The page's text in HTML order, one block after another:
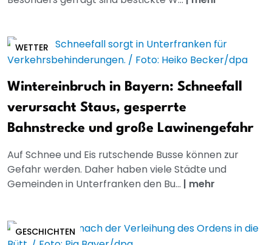
WETTER
Wintereinbruch in Bayern: Schneefall
verursacht Staus, gesperrte
Bahnstrecke und große Lawinengefahr
Auf Schnee und Eis rutschende Busse können zur
Gefahr werden. Daher haben viele Städte und
Gemeinden in Unterfranken den Bu... | mehr
GESCHICHTEN